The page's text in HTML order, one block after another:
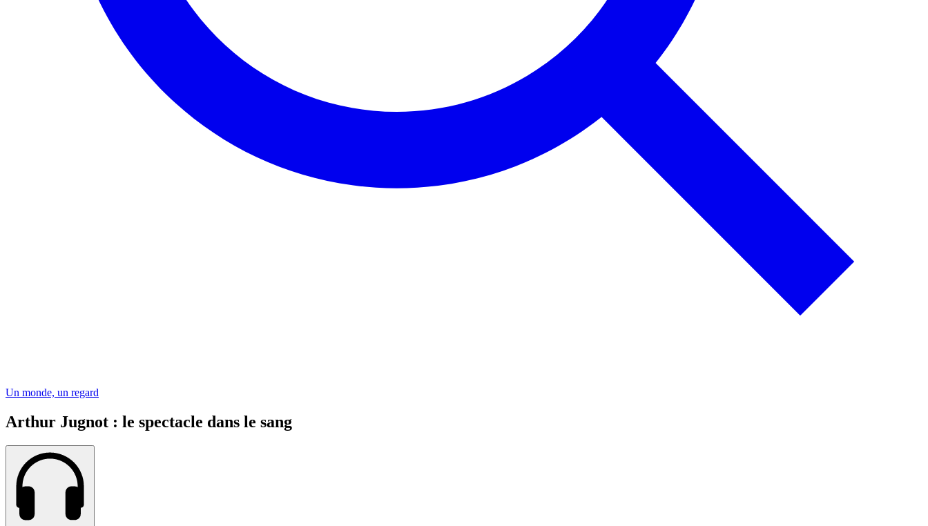
Un monde, un regard
Arthur Jugnot : le spectacle dans le sang